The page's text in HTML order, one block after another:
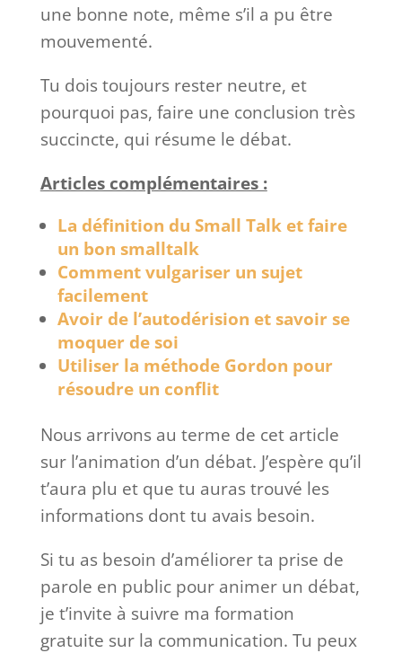
une bonne note, même s’il a pu être
mouvementé.
Tu dois toujours rester neutre, et
pourquoi pas, faire une conclusion très
succincte, qui résume le débat.
Articles complémentaires :
La définition du Small Talk et faire
un bon smalltalk
Comment vulgariser un sujet
facilement
Avoir de l’autodérision et savoir se
moquer de soi
Utiliser la méthode Gordon pour
résoudre un conflit
Nous arrivons au terme de cet article
sur l’animation d’un débat. J’espère qu’il
t’aura plu et que tu auras trouvé les
informations dont tu avais besoin.
Si tu as besoin d’améliorer ta prise de
parole en public pour animer un débat,
je t’invite à suivre ma formation
gratuite sur la communication. Tu peux